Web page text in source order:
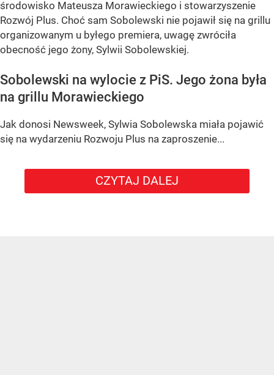
środowisko Mateusza Morawieckiego i stowarzyszenie
Rozwój Plus. Choć sam Sobolewski nie pojawił się na grillu
organizowanym u byłego premiera, uwagę zwróciła
obecność jego żony, Sylwii Sobolewskiej.
Sobolewski na wylocie z PiS. Jego żona była
na grillu Morawieckiego
Jak donosi Newsweek, Sylwia Sobolewska miała pojawić
się na wydarzeniu Rozwoju Plus na zaproszenie...
CZYTAJ DALEJ